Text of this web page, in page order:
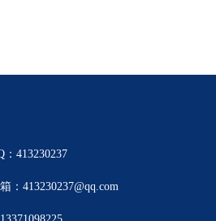
：413230237
：413230237@qq.com